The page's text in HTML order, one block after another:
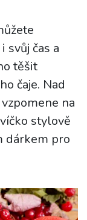
svůj čas a
těšit
čaje. Nad
na
stylově
dárkem pro